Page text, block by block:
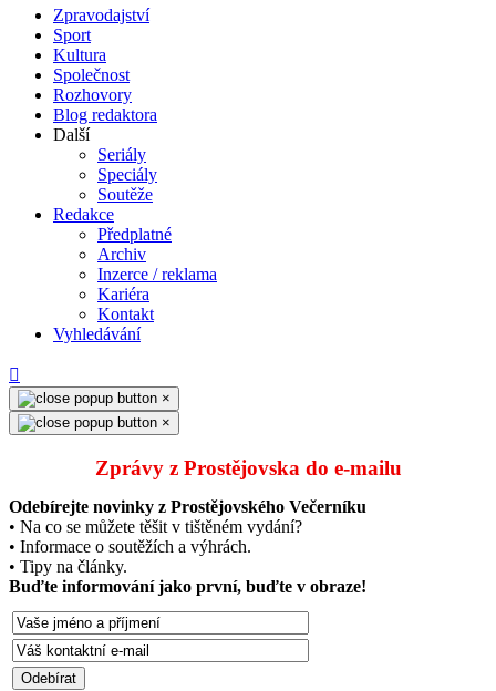
Zpravodajství
Sport
Kultura
Společnost
Rozhovory
Blog redaktora
Další
Seriály
Speciály
Soutěže
Redakce
Předplatné
Archiv
Inzerce / reklama
Kariéra
Kontakt
Vyhledávání
×
×
Zprávy z Prostějovska do e‑mailu
Odebírejte novinky z Prostějovského Večerníku
• Na co se můžete těšit v tištěném vydání?
• Informace o soutěžích a výhrách.
• Tipy na články.
Buďte informování jako první, buďte v obraze!